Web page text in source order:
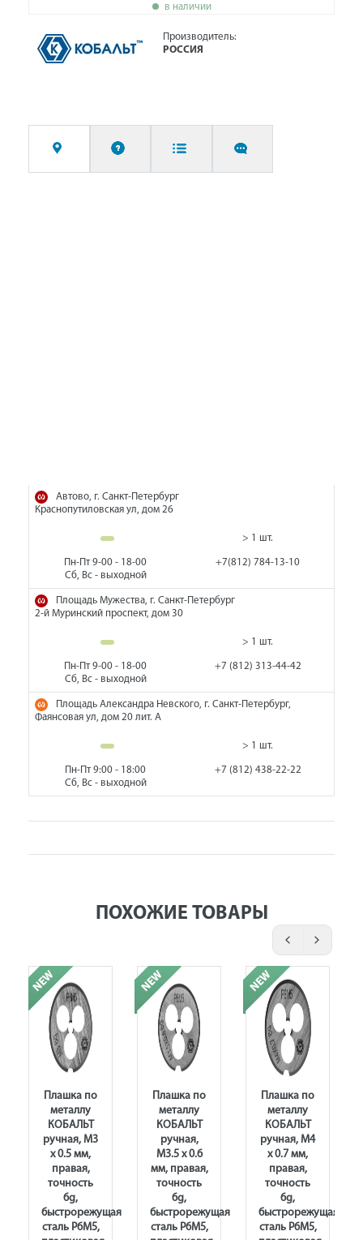
в наличии
Производитель:
РОССИЯ
Автово, г. Санкт-Петербург
Краснопутиловская ул, дом 26
> 1 шт.
Пн-Пт 9-00 - 18-00
Сб, Вс - выходной
+7(812) 784-13-10
Площадь Мужества, г. Санкт-Петербург
2-й Муринский проспект, дом 30
> 1 шт.
Пн-Пт 9-00 - 18-00
Сб, Вс - выходной
+7 (812) 313-44-42
Площадь Александра Невского, г. Санкт-Петербург,
Фаянсовая ул, дом 20 лит. А
> 1 шт.
Пн-Пт 9:00 - 18:00
Сб, Вс - выходной
+7 (812) 438-22-22
ПОХОЖИЕ ТОВАРЫ
Плашка по
металлу
КОБАЛЬТ
ручная, М3
х 0.5 мм,
правая,
точность
6g,
быстрорежущая
сталь Р6М5,
Плашка по
металлу
КОБАЛЬТ
ручная,
М3.5 х 0.6
мм, правая,
точность
6g,
быстрорежущая
сталь Р6М5,
Плашка по
металлу
КОБАЛЬТ
ручная, М4
х 0.7 мм,
правая,
точность
6g,
быстрорежущая
сталь Р6М5,